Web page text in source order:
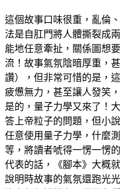
這個故事口味很重，亂倫
法是自肛門將人體撕裂成
能地任意牽扯，關係圖想
流！故事氣氛陰暗厚重，
讚），但非常可惜的是，
疲憊無力，甚至讓人發笑
是的，量子力學又來了！
答上帝粒子的問題，但小
任意使用量子力學，什麼
等，將讀者唬得一愣一愣
代表的話，《腳本》大概
說明時故事的氣氛還跑光